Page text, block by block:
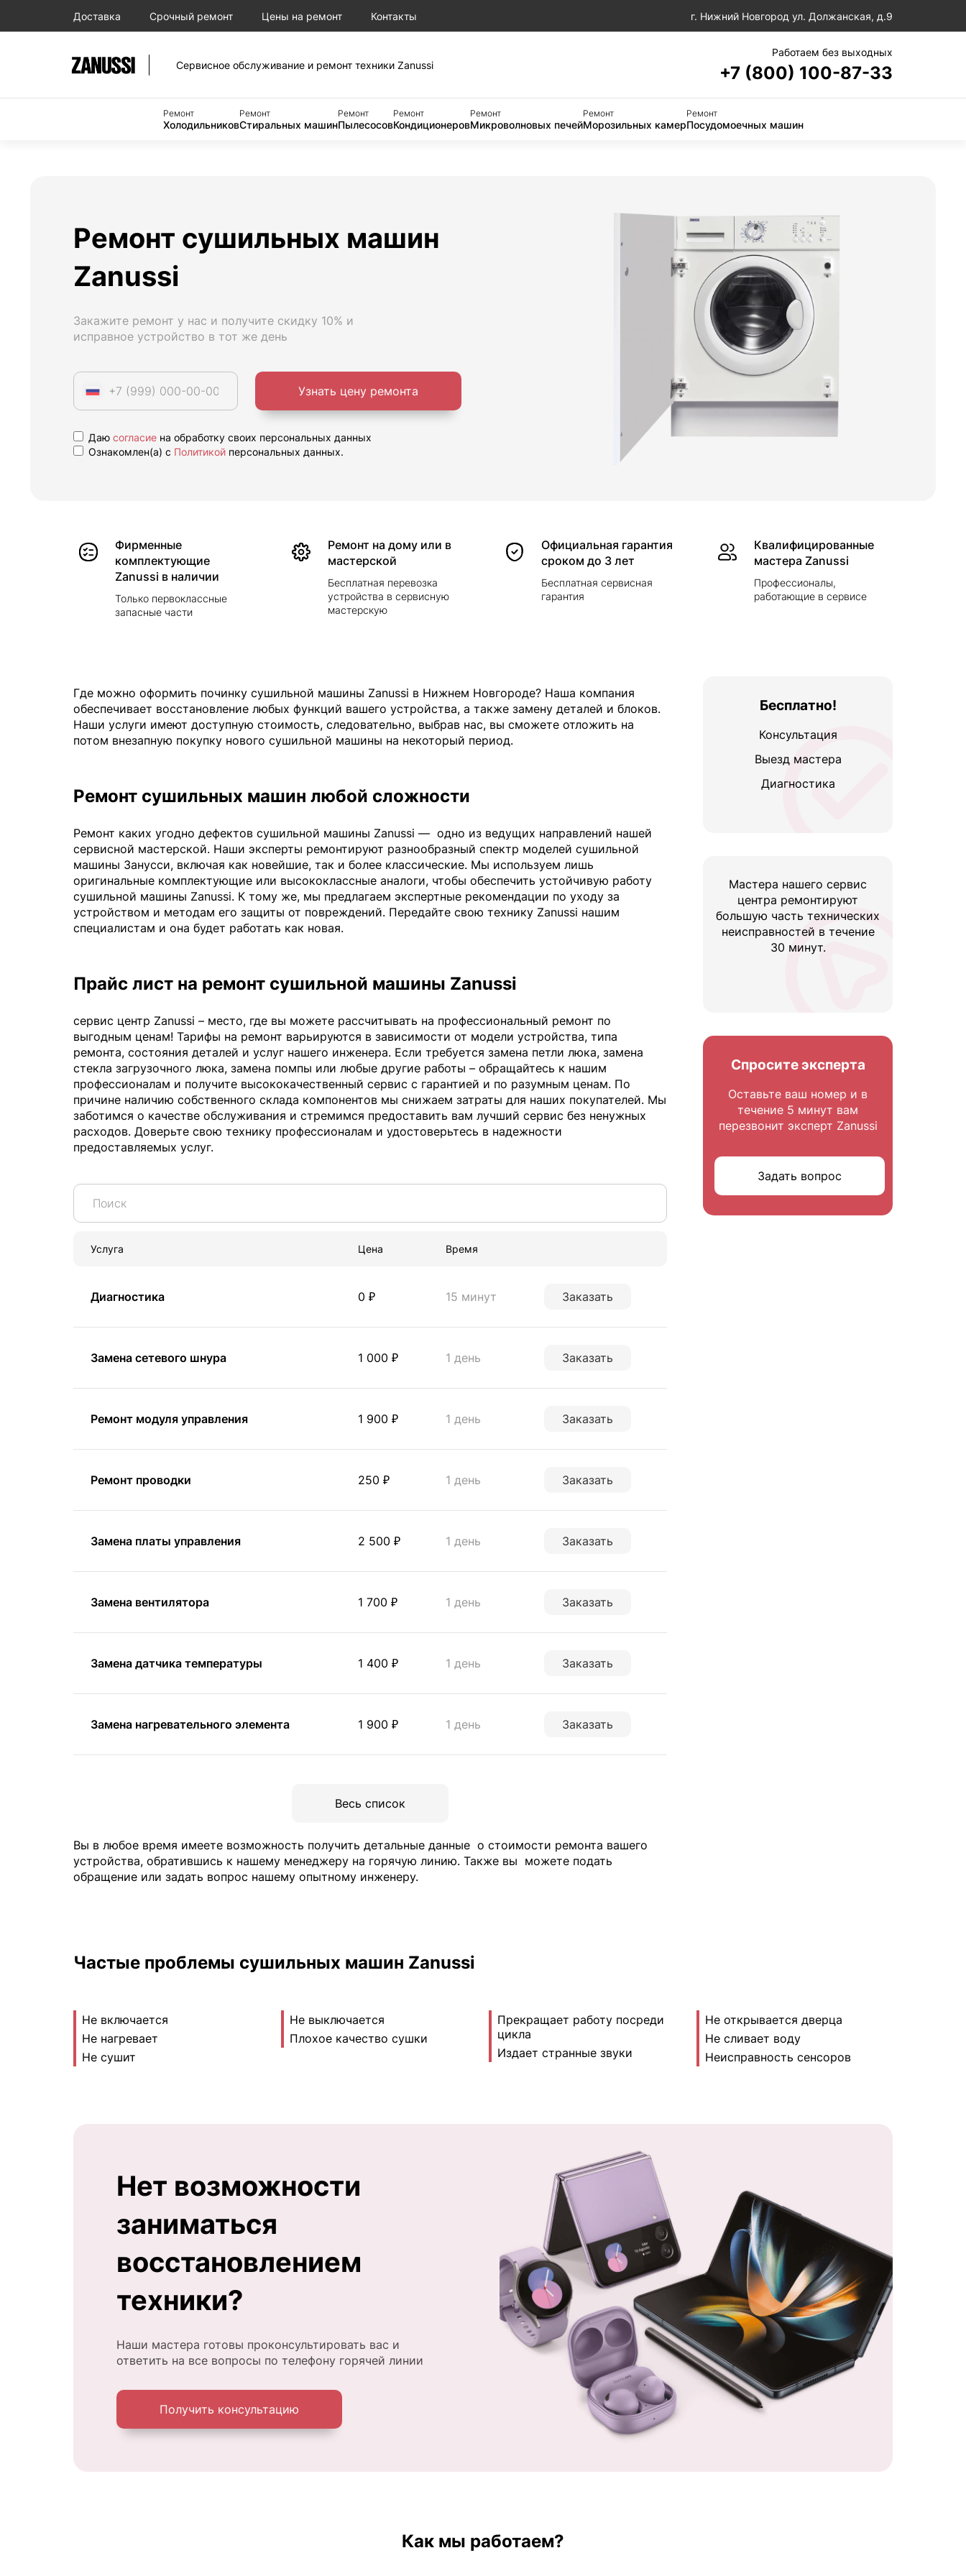
Доставка Срочный ремонт Цены на ремонт Контакты г. Нижний Новгород ул. Должанская, д.9
Сервисное обслуживание и ремонт техники Zanussi
Работаем без выходных
+7 (800) 100-87-33
Ремонт
Холодильников
Ремонт
Стиральных машин
Ремонт
Пылесосов
Ремонт
Кондиционеров
Ремонт
Микроволновых печей
Ремонт
Морозильных камер
Ремонт
Посудомоечных машин
Ремонт сушильных машин
Zanussi
Закажите ремонт у нас и получите скидку 10% и
исправное устройство в тот же день
Узнать цену ремонта
Даю согласие на обработку своих персональных данных
Ознакомлен(а) с Политикой персональных данных.
Фирменные
комплектующие
Zanussi в наличии
Только первоклассные
запасные части
Ремонт на дому или в
мастерской
Бесплатная перевозка
устройства в сервисную
мастерскую
Официальная гарантия
сроком до 3 лет
Бесплатная сервисная
гарантия
Квалифицированные
мастера Zanussi
Профессионалы,
работающие в сервисе
Где можно оформить починку сушильной машины Zanussi в Нижнем Новгороде? Наша компания
обеспечивает восстановление любых функций вашего устройства, а также замену деталей и блоков.
Наши услуги имеют доступную стоимость, следовательно, выбрав нас, вы сможете отложить на
потом внезапную покупку нового сушильной машины на некоторый период.
Ремонт сушильных машин любой сложности
Ремонт каких угодно дефектов сушильной машины Zanussi — одно из ведущих направлений нашей
сервисной мастерской. Наши эксперты ремонтируют разнообразный спектр моделей сушильной
машины Занусси, включая как новейшие, так и более классические. Мы используем лишь
оригинальные комплектующие или высококлассные аналоги, чтобы обеспечить устойчивую работу
сушильной машины Zanussi. К тому же, мы предлагаем экспертные рекомендации по уходу за
устройством и методам его защиты от повреждений. Передайте свою технику Zanussi нашим
специалистам и она будет работать как новая.
Прайс лист на ремонт сушильной машины Zanussi
сервис центр Zanussi – место, где вы можете рассчитывать на профессиональный ремонт по
выгодным ценам! Тарифы на ремонт варьируются в зависимости от модели устройства, типа
ремонта, состояния деталей и услуг нашего инженера. Если требуется замена петли люка, замена
стекла загрузочного люка, замена помпы или любые другие работы – обращайтесь к нашим
профессионалам и получите высококачественный сервис с гарантией и по разумным ценам. По
причине наличию собственного склада компонентов мы снижаем затраты для наших покупателей. Мы
заботимся о качестве обслуживания и стремимся предоставить вам лучший сервис без ненужных
расходов. Доверьте свою технику профессионалам и удостоверьтесь в надежности
предоставляемых услуг.
Услуга Цена Время
Диагностика 0 ₽ 15 минут Заказать
Замена сетевого шнура 1 000 ₽ 1 день Заказать
Ремонт модуля управления 1 900 ₽ 1 день Заказать
Ремонт проводки 250 ₽ 1 день Заказать
Замена платы управления 2 500 ₽ 1 день Заказать
Замена вентилятора 1 700 ₽ 1 день Заказать
Замена датчика температуры 1 400 ₽ 1 день Заказать
Замена нагревательного элемента 1 900 ₽ 1 день Заказать
Весь список
Вы в любое время имеете возможность получить детальные данные о стоимости ремонта вашего
устройства, обратившись к нашему менеджеру на горячую линию. Также вы можете подать
обращение или задать вопрос нашему опытному инженеру.
Бесплатно!
Консультация
Выезд мастера
Диагностика
Мастера нашего сервис
центра ремонтируют
большую часть технических
неисправностей в течение
30 минут.
Спросите эксперта
Оставьте ваш номер и в
течение 5 минут вам
перезвонит эксперт Zanussi
Задать вопрос
Частые проблемы сушильных машин Zanussi
Не включается
Не нагревает
Не сушит
Не выключается
Плохое качество сушки
Прекращает работу посреди
цикла
Издает странные звуки
Не открывается дверца
Не сливает воду
Неисправность сенсоров
Нет возможности
заниматься
восстановлением
техники?
Наши мастера готовы проконсультировать вас и
ответить на все вопросы по телефону горячей линии
Получить консультацию
Как мы работаем?